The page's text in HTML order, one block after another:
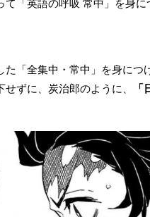
て「英語の呼吸 常中」を身に
「全集中・常中」を身に
ずに、炭治郎のように、